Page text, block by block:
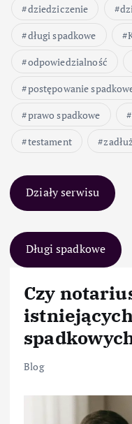
dziedziczenie
długi spadkowe
odpowiedzialność
postępowanie
prawo spadkowe
testament
Działy serwisu
Długi spadkowe
Czy
Blog